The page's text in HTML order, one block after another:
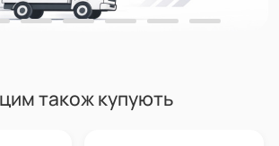
також купують